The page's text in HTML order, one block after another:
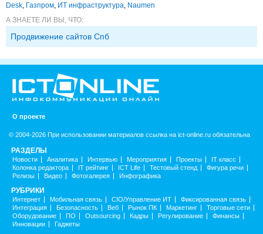
Desk, Газпром, ИТ инфраструктура, Naumen
А ЗНАЕТЕ ЛИ ВЫ, ЧТО:
Продвижение сайтов Спб
О проекте
© 2004-2026 При использовании материалов ссылка на ict-online.ru обязательна
РАЗДЕЛЫ
Новости Аналитика Интервью Мероприятия Проекты
IT класс
Колонка редактора
IT рейтинг ICT Life Тестовый стенд
Фигура речи
Релизы
Видео Фотогалерея Инфографика
РУБРИКИ
Интернет Мобильная связь CIO/Управление ИТ
Фиксированная связь
Интеграция
Безопасность Веб Рынок ПК Маркетинг
Торговые сети
Оборудование
ПО Outsourcing Кадры Регулирование
Финансы
Инновации
Гаджеты